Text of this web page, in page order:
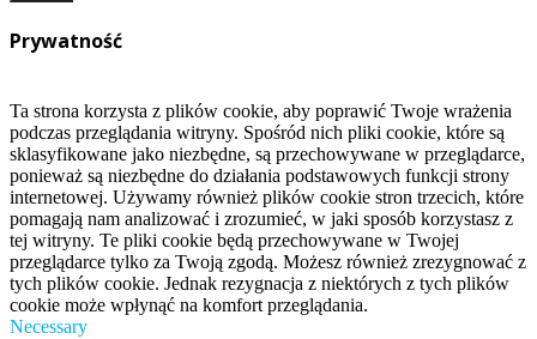
Prywatność
Ta strona korzysta z plików cookie, aby poprawić Twoje wrażenia
podczas przeglądania witryny. Spośród nich pliki cookie, które są
sklasyfikowane jako niezbędne, są przechowywane w przeglądarce,
ponieważ są niezbędne do działania podstawowych funkcji strony
internetowej. Używamy również plików cookie stron trzecich, które
pomagają nam analizować i zrozumieć, w jaki sposób korzystasz z
tej witryny. Te pliki cookie będą przechowywane w Twojej
przeglądarce tylko za Twoją zgodą. Możesz również zrezygnować z
tych plików cookie. Jednak rezygnacja z niektórych z tych plików
cookie może wpłynąć na komfort przeglądania.
Necessary